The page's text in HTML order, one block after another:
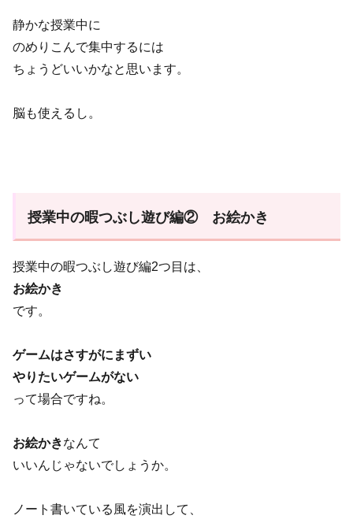
静かな授業中に
のめりこんで集中するには
ちょうどいいかなと思います。
脳も使えるし。
授業中の暇つぶし遊び編② お絵かき
授業中の暇つぶし遊び編2つ目は、
お絵かき
です。
ゲームはさすがにまずい
やりたいゲームがない
って場合ですね。
お絵かきなんて
いいんじゃないでしょうか。
ノート書いている風を演出して、